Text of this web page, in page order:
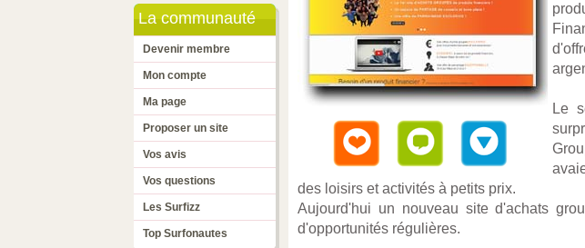
La communauté
Devenir membre
Mon compte
Ma page
Proposer un site
Vos avis
Vos questions
Les Surfizz
Top Surfonautes
Le
des loisirs et activités à petits prix.
Aujourd'hui un nouveau site d'achats
d'opportunités régulières.